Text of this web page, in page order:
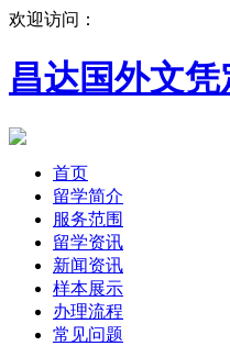
欢迎访问：
昌达国外文凭
首页
留学简介
服务范围
留学资讯
新闻资讯
样本展示
办理流程
常见问题